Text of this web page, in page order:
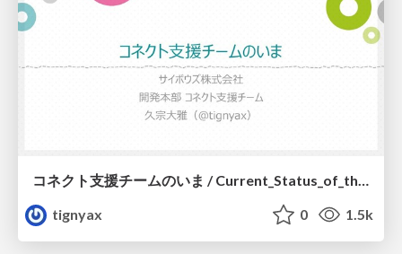
コネクト支援チームのいま / Current_Status_of_the_Connect_Support_Team
tignyax
0 1.5k